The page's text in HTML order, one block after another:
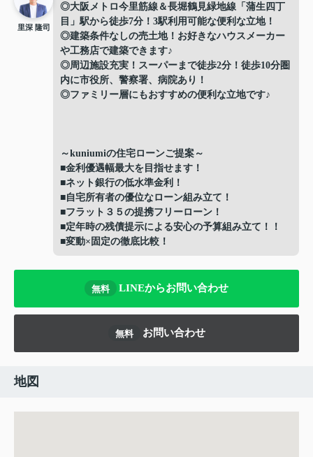
里深 隆司
◎大阪メトロ今里筋線＆長堀鶴見緑地線「蒲生四丁
目」駅から徒歩7分！3駅利用可能な便利な立地！
◎建築条件なしの売土地！お好きなハウスメーカー
や工務店で建築できます♪
◎周辺施設充実！スーパーまで徒歩2分！徒歩10分圏
内に市役所、警察署、病院あり！
◎ファミリー層にもおすすめの便利な立地です♪
～kuniumiの住宅ローンご提案～
■金利優遇幅最大を目指せます！
■ネット銀行の低水準金利！
■自宅所有者の優位なローン組み立て！
■フラット３５の提携フリーローン！
■定年時の残債提示による安心の予算組み立て！！
■変動×固定の徹底比較！
無料 LINEからお問い合わせ
無料 お問い合わせ
地図